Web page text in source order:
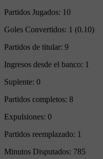
Partidos Jugados: 10
Goles Convertidos: 1 (0.10)
Partidos de titular: 9
Ingresos desde el banco: 1
Suplente: 0
Partidos completos: 8
Expulsiones: 0
Partidos reemplazado: 1
Minutos Disputados: 785